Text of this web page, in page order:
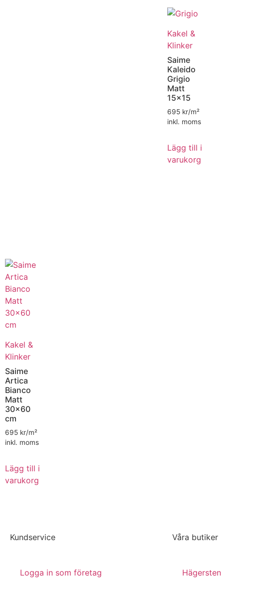
Kakel &
Klinker
Saime
Kaleido
Grigio
Matt
15×15
695 kr/m²
inkl. moms
Lägg till i
varukorg
Kakel &
Klinker
Saime
Artica
Bianco
Matt
30×60
cm
695 kr/m²
inkl. moms
Lägg till i
varukorg
Kundservice
Logga in som företag
Våra butiker
Hägersten